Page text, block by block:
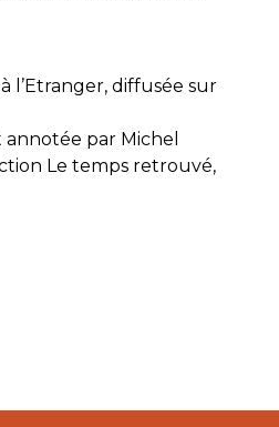
l’Etranger, diffusée sur
par Michel
Le temps retrouvé,